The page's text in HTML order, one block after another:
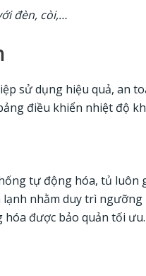
đèn, còi,…
sử dụng hiệu quả, an
điều khiển nhiệt độ
tự động hóa, tủ luôn
nhằm duy trì ngưỡng
được bảo quản tối ưu.